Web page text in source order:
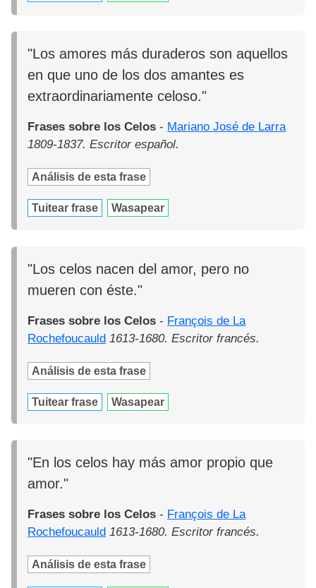
"Los amores más duraderos son aquellos
en que uno de los dos amantes es
extraordinariamente celoso."
Frases sobre los Celos - Mariano José de Larra
1809-1837. Escritor español.
Análisis de esta frase
Tuitear frase Wasapear
"Los celos nacen del amor, pero no
mueren con éste."
Frases sobre los Celos - François de La
Rochefoucauld 1613-1680. Escritor francés.
Análisis de esta frase
Tuitear frase Wasapear
"En los celos hay más amor propio que
amor."
Frases sobre los Celos - François de La
Rochefoucauld 1613-1680. Escritor francés.
Análisis de esta frase